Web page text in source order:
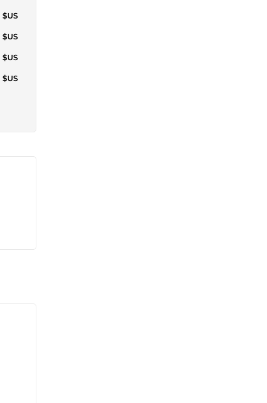
$US
$US
$US